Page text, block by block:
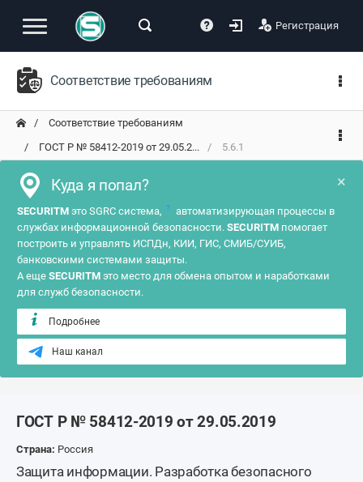
Регистрация
Соответствие требованиям
Соответствие требованиям
ГОСТ Р № 58412-2019 от 29.05.2...
5.6.1
×
Куда я попал?
SECURITM это SGRC система, ?
автоматизирующая процессы в
службах информационной безопасности. SECURITM помогает
построить и управлять ИСПДн, КИИ, ГИС, СМИБ/СУИБ,
банковскими системами защиты.
А еще SECURITM это место для обмена опытом и наработками
для служб безопасности.
Подробнее
Наш канал
ГОСТ Р № 58412-2019 от 29.05.2019
Страна: Россия
Защита информации. Разработка безопасного